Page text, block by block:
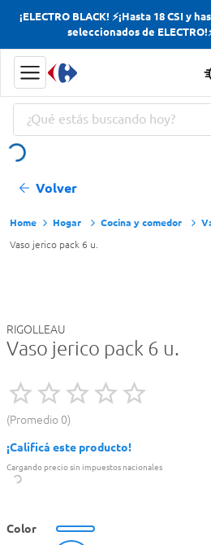
¡ELECTRO BLACK! ⚡¡Hasta 18 CSI y
seleccionados de
¿Qué estás buscando hoy?
Volver
Hogar Cocina y comedor
Vaso jerico pack 6 u.
RIGOLLEAU
Vaso jerico pack 6 u.
Promedio 0
¡Calificá este producto!
Cargando precio sin impuestos nacionales
Color
Términos más
Yerba
Cerveza
Doves
Términos más
Yerba
Cerveza
Doves
Jabon Tocador